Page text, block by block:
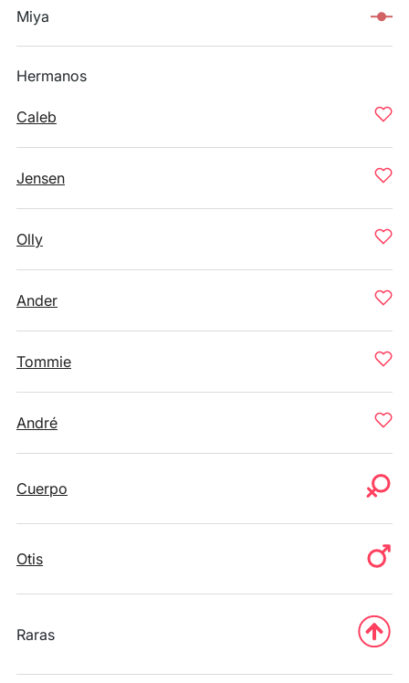
Miya
Hermanos
Caleb
Jensen
Olly
Ander
Tommie
André
Cuerpo
Otis
Raras